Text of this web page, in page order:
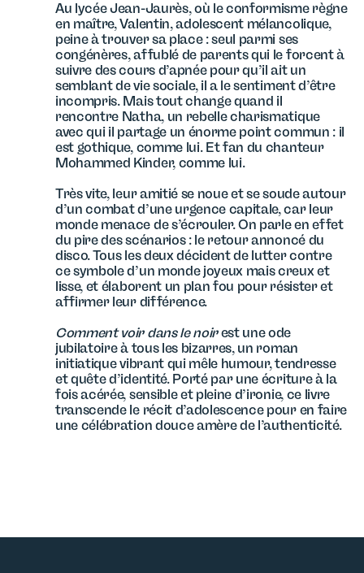
Au lycée Jean-Jaurès, où le conformisme règne
en maître, Valentin, adolescent mélancolique,
peine à trouver sa place : seul parmi ses
congénères, affublé de parents qui le forcent à
suivre des cours d’apnée pour qu’il ait un
semblant de vie sociale, il a le sentiment d’être
incompris. Mais tout change quand il
rencontre Natha, un rebelle charismatique
avec qui il partage un énorme point commun : il
est gothique, comme lui. Et fan du chanteur
Mohammed Kinder, comme lui.
Très vite, leur amitié se noue et se soude autour
d’un combat d’une urgence capitale, car leur
monde menace de s’écrouler. On parle en effet
du pire des scénarios : le retour annoncé du
disco. Tous les deux décident de lutter contre
ce symbole d’un monde joyeux mais creux et
lisse, et élaborent un plan fou pour résister et
affirmer leur différence.
Comment voir dans le noirest une ode
jubilatoire à tous les bizarres, un roman
initiatique vibrant qui mêle humour, tendresse
et quête d’identité. Porté par une écriture à la
fois acérée, sensible et pleine d’ironie, ce livre
transcende le récit d’adolescence pour en faire
une célébration douce amère de l’authenticité.